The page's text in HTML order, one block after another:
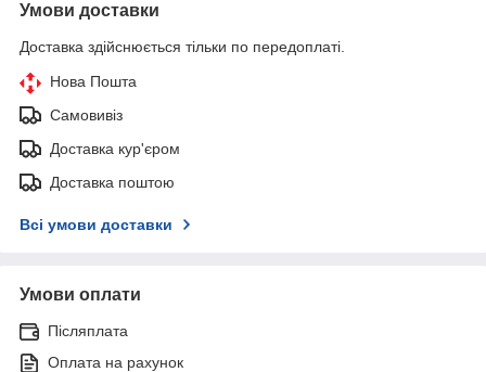
Умови доставки
Доставка здійснюється тільки по передоплаті.
Нова Пошта
Самовивіз
Доставка кур'єром
Доставка поштою
Всі умови доставки
Умови оплати
Післяплата
Оплата на рахунок